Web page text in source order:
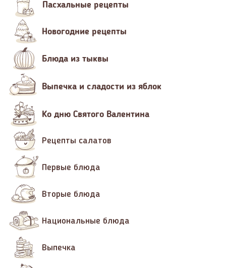
Пасхальные рецепты
Новогодние рецепты
Блюда из тыквы
Выпечка и сладости из яблок
Ко дню Святого Валентина
Рецепты салатов
Первые блюда
Вторые блюда
Национальные блюда
Выпечка